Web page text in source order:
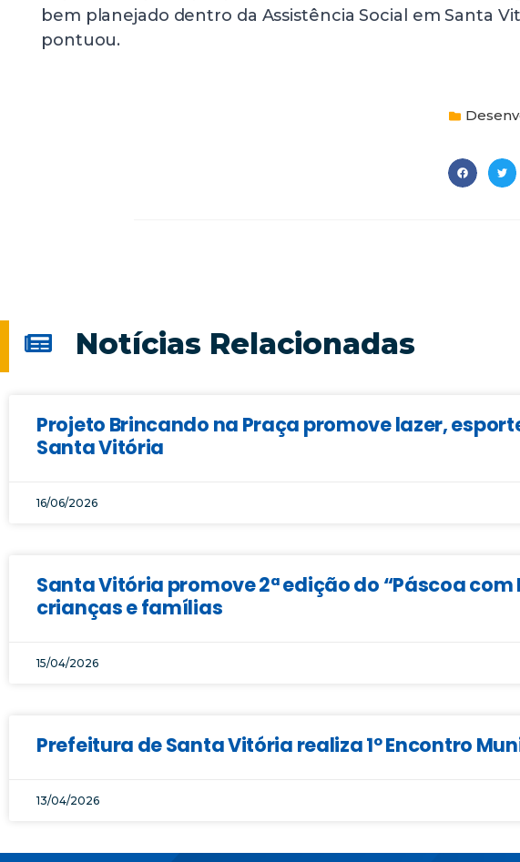
bem planejado dentro da Assistência Social em Santa
pontuou.
Notícias Relacionadas
Projeto Brincando na Praça promove lazer,
Santa Vitória
16/06/2026
Santa Vitória promove 2ª edição do “Páscoa
crianças e famílias
15/04/2026
Prefeitura de Santa Vitória realiza 1º Encontro
13/04/2026